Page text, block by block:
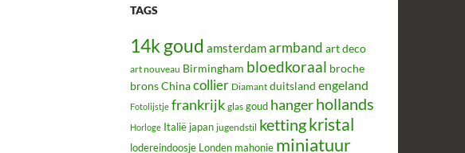
TAGS
14k goud amsterdamarmband art deco
art nouveau Birmingham bloedkoraal broche
bronsChinacollier Diamant duitsland engeland
Fotolijstje frankrijk glas goud hangerhollands
Horloge Italië japan jugendstil kettingkristal
lodereindoosje Londen mahonie miniatuur